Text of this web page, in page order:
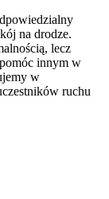
na drodze.
lecz
innym w
w
ruchu